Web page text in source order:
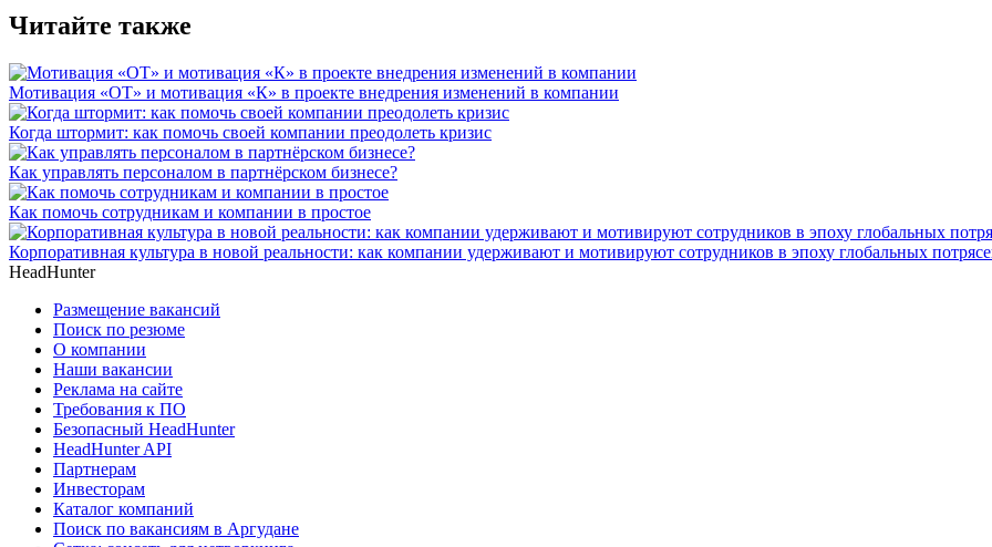
Читайте также
Мотивация «ОТ» и мотивация «К» в проекте внедрения изменений в компании
Когда штормит: как помочь своей компании преодолеть кризис
Как управлять персоналом в партнёрском бизнесе?
Как помочь сотрудникам и компании в простое
Корпоративная культура в новой реальности: как компании удерживают и мотивируют сотрудников в эпоху глобальных
HeadHunter
Размещение вакансий
Поиск по резюме
О компании
Наши вакансии
Реклама на сайте
Требования к ПО
Безопасный HeadHunter
HeadHunter API
Партнерам
Инвесторам
Каталог компаний
Поиск по вакансиям в Аргудане